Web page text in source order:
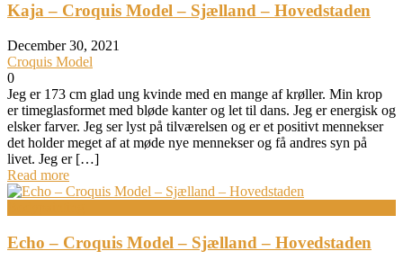
Kaja – Croquis Model – Sjælland – Hovedstaden
December 30, 2021
Croquis Model
0
Jeg er 173 cm glad ung kvinde med en mange af krøller. Min krop
er timeglasformet med bløde kanter og let til dans. Jeg er energisk og
elsker farver. Jeg ser lyst på tilværelsen og er et positivt mennekser
det holder meget af at møde nye mennekser og få andres syn på
livet. Jeg er […]
Read more
Echo – Croquis Model – Sjælland – Hovedstaden